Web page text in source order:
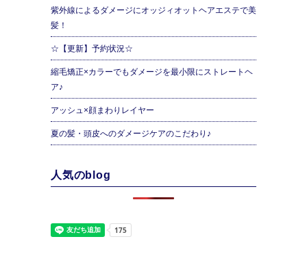
紫外線によるダメージにオッジィオットヘアエステで美
髪！
☆【更新】予約状況☆
縮毛矯正×カラーでもダメージを最小限にストレートヘ
ア♪
アッシュ×顔まわりレイヤー
夏の髪・頭皮へのダメージケアのこだわり♪
人気のblog